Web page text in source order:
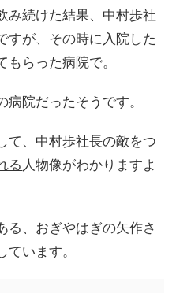
み続けた結果、中村歩社
すが、その時に入院した
らった病院で。
院だったそうです。
て、中村歩社長の敵をつ
る 人物像がわかりますよ
る、おぎやはぎの矢作さ
います。